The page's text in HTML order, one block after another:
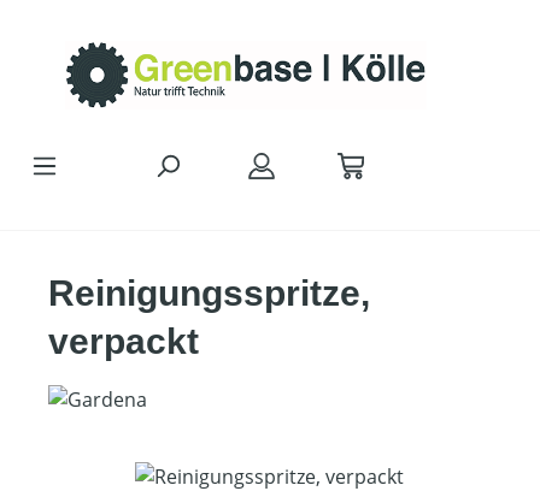
Reinigungsspritze,
verpackt
Bildergalerie überspringen